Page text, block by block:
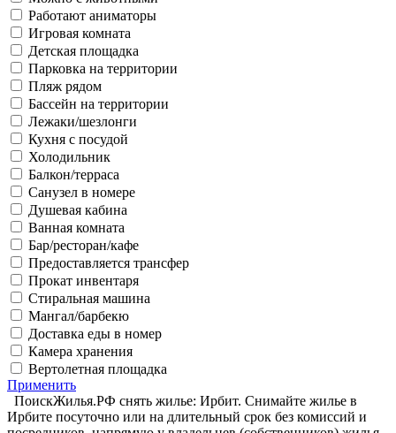
Работают аниматоры
Игровая комната
Детская площадка
Парковка на территории
Пляж рядом
Бассейн на территории
Лежаки/шезлонги
Кухня с посудой
Холодильник
Балкон/терраса
Санузел в номере
Душевая кабина
Ванная комната
Бар/ресторан/кафе
Предоставляется трансфер
Прокат инвентаря
Стиральная машина
Мангал/барбекю
Доставка еды в номер
Камера хранения
Вертолетная площадка
Применить
ПоискЖилья.РФ снять жилье: Ирбит. Снимайте жилье в
Ирбите посуточно или на длительный срок без комиссий и